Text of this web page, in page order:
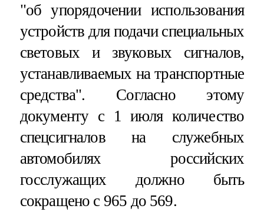
"об упорядочении использования
устройств для подачи специальных
световых и звуковых сигналов,
устанавливаемых на транспортные
средства". Согласно этому
документу с 1 июля количество
спецсигналов на служебных
автомобилях российских
госслужащих должно быть
сокращено с 965 до 569.